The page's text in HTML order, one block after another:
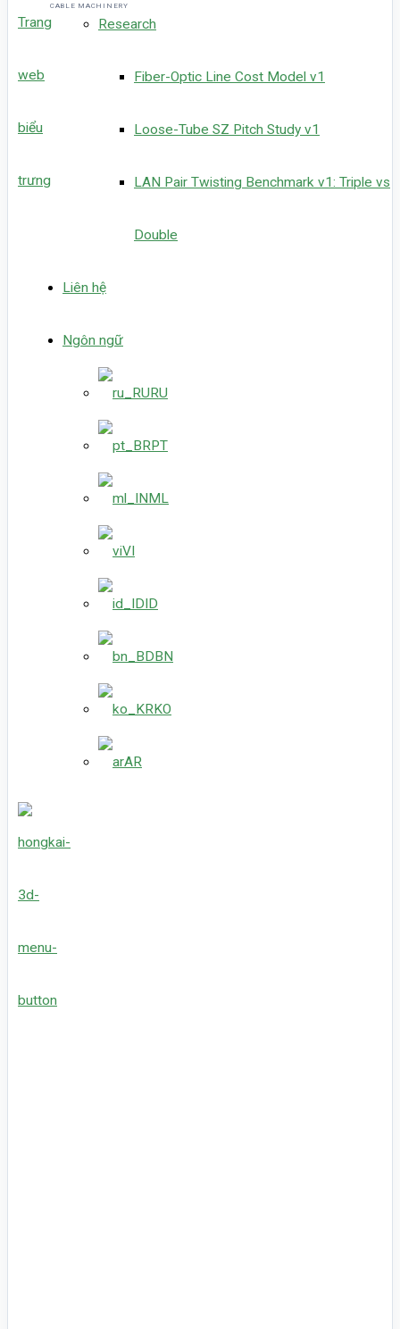
CABLE MACHINERY
Research
Fiber-Optic Line Cost Model v1
Loose-Tube SZ Pitch Study v1
LAN Pair Twisting Benchmark v1: Triple vs
Double
Liên hệ
Ngôn ngữ
RU
PT
ML
VI
ID
BN
KO
AR